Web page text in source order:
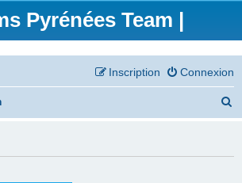
Pyrénées Team |
Connexion
Inscription